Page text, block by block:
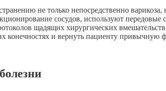
не только непосредственно
сосудов, используют
щадящих хирургических
конечностях и вернуть пациенту привычную